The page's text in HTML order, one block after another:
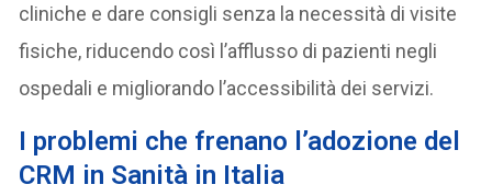
cliniche e dare consigli senza la necessità di visite
fisiche, riducendo così l’afflusso di pazienti negli
ospedali e migliorando l’accessibilità dei servizi.
I problemi che frenano l’adozione del
CRM in Sanità in Italia